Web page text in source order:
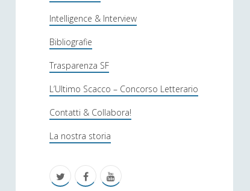
i
l
o
s
o
f
c
Intelligence & Interview
Bibliografie
Trasparenza SF
L’Ultimo Scacco – Concorso Letterario
Contatti & Collabora!
La nostra storia
f